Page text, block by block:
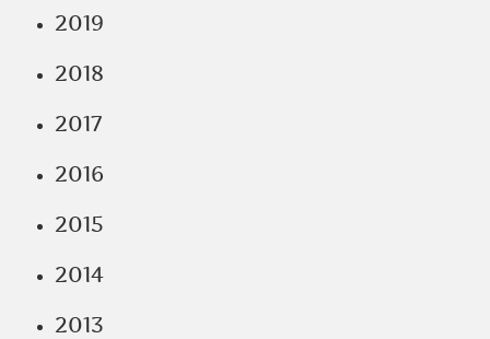
2019
2018
2017
2016
2015
2014
2013